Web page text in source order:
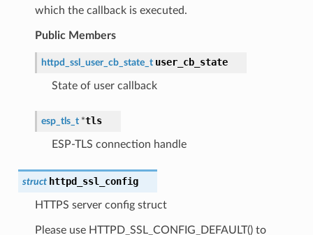
which the callback is executed.
Public Members
httpd_ssl_user_cb_state_t user_cb_state
State of user callback
esp_tls_t *tls
ESP-TLS connection handle
struct httpd_ssl_config
HTTPS server config struct
Please use HTTPD_SSL_CONFIG_DEFAULT() to